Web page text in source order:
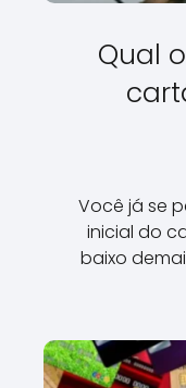
Qual
Você já se
inicial do
baixo